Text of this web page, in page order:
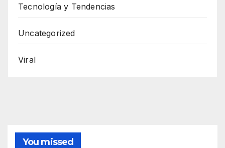
Tecnología y Tendencias
Uncategorized
Viral
You missed